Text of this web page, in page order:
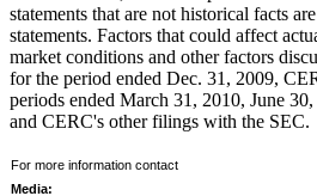
statements that are not historical facts
statements. Factors that could affect
market conditions and other factors
for the period ended Dec. 31, 2009,
periods ended March 31, 2010, June
and CERC's other filings with the SEC.
For more information contact
Media: